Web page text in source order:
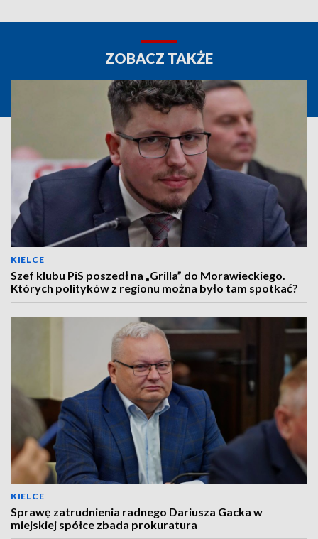
ZOBACZ TAKŻE
KIELCE
Szef klubu PiS poszedł na „Grilla” do Morawieckiego.
Których polityków z regionu można było tam spotkać?
KIELCE
Sprawę zatrudnienia radnego Dariusza Gacka w
miejskiej spółce zbada prokuratura